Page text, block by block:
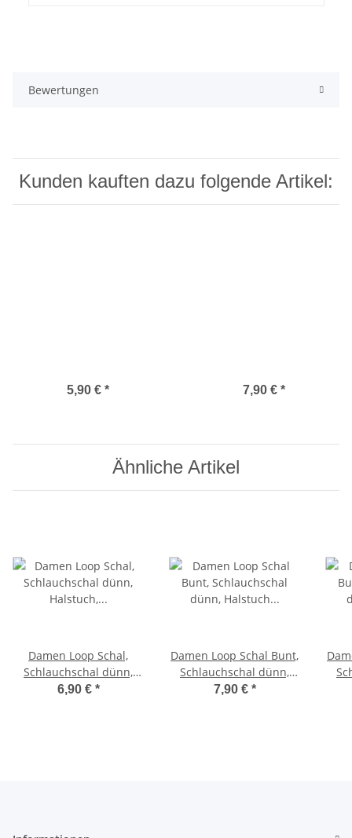
Bewertungen
Kunden kauften dazu folgende Artikel:
5,90 € * 7,90 € *
Ähnliche Artikel
Damen Loop Schal,
Schlauchschal dünn,
Halstuch, Rundschal
6,90 € *
Damen Loop Schal Bunt,
Schlauchschal dünn,
Halstuch bunt,
7,90 € *